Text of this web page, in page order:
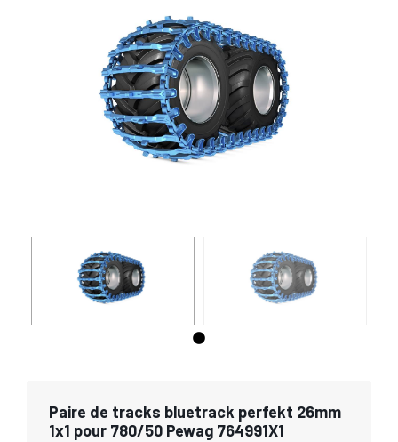
Paire de tracks bluetrack perfekt 26mm
1x1 pour 780/50 Pewag 764991X1